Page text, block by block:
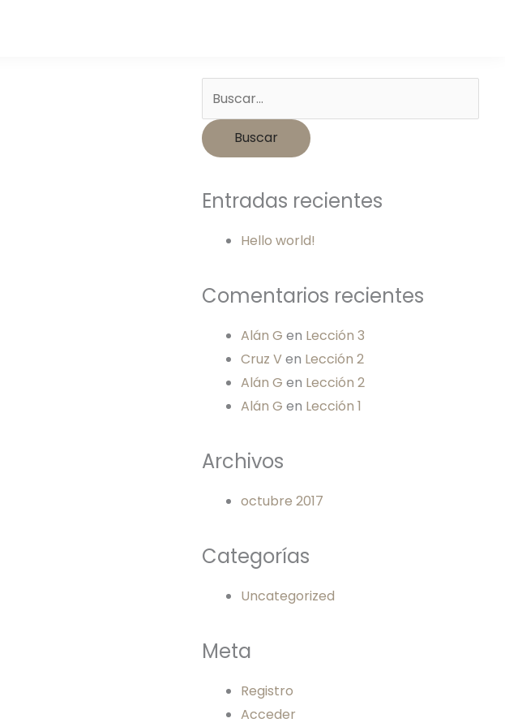
Entradas recientes
Hello world!
Comentarios recientes
Alán G en Lección 3
Cruz Ven Lección 2
Alán G en Lección 2
Alán G en Lección 1
Archivos
octubre 2017
Categorías
Uncategorized
Meta
Registro
Acceder